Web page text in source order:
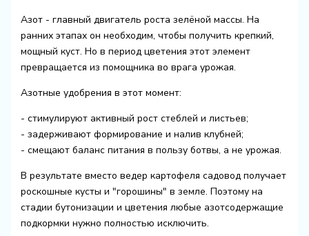
Азот - главный двигатель роста зелёной массы. На
ранних этапах он необходим, чтобы получить крепкий,
мощный куст. Но в период цветения этот элемент
превращается из помощника во врага урожая.
Азотные удобрения в этот момент:
- стимулируют активный рост стеблей и листьев;
- задерживают формирование и налив клубней;
- смещают баланс питания в пользу ботвы, а не урожая.
В результате вместо ведер картофеля садовод получает
роскошные кусты и "горошины" в земле. Поэтому на
стадии бутонизации и цветения любые азотсодержащие
подкормки нужно полностью исключить.